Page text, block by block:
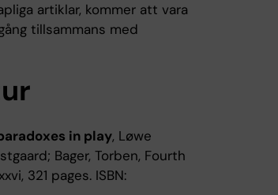
artiklar, kommer att vara
tillsammans med
in play, Løwe
Bager, Torben, Fourth
321 pages. ISBN: